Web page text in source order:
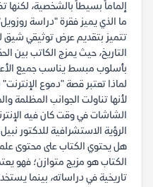
إلماماً بسيطاً بالشخصية، لكنها
ما الذي يميز فقرة "دراسة
تتميز بتقديم عرض توثيقي شيق
التاريخ، حيث يمزج الكاتب بين
بأسلوب مبسط يناسب جميع
لماذا تعتبر قصة "دموع
لأنها تناولت الجوانب المظلمة
الشاشات في وقت كان فيه
الرؤية الاستشرافية للدكتور
هل يحتوي الكتاب على محتوى
الكتاب هو مزيج متوازن؛ فهو
تاريخية في دراساته، بينما